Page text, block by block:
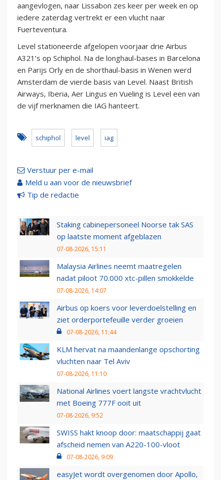
aangevlogen, naar Lissabon zes keer per week en op
iedere zaterdag vertrekt er een vlucht naar
Fuerteventura.
Level stationeerde afgelopen voorjaar drie Airbus
A321’s op Schiphol. Na de longhaul-bases in Barcelona
en Parijs Orly en de shorthaul-basis in Wenen werd
Amsterdam de vierde basis van Level. Naast British
Airways, Iberia, Aer Lingus en Vueling is Level een van
de vijf merknamen die IAG hanteert.
schiphol level iag
Verstuur per e-mail
Meld u aan voor de nieuwsbrief
Tip de redactie
Staking cabinepersoneel Noorse tak SAS
op laatste moment afgeblazen
07-08-2026, 15:11
Malaysia Airlines neemt maatregelen
nadat piloot 70.000 xtc-pillen smokkelde
07-08-2026, 14:07
Airbus op koers voor leverdoelstelling en
ziet orderportefeuille verder groeien
07-08-2026, 11:44
KLM hervat na maandenlange opschorting
vluchten naar Tel Aviv
07-08-2026, 11:10
National Airlines voert langste vrachtvlucht
met Boeing 777F ooit uit
07-08-2026, 9:52
SWISS hakt knoop door: maatschappij gaat
afscheid nemen van A220-100-vloot
07-08-2026, 9:09
easyJet wordt overgenomen door Apollo,